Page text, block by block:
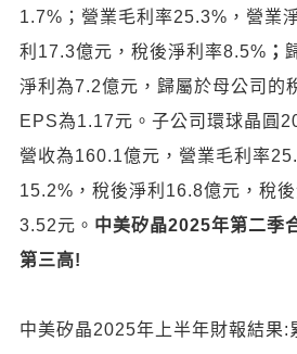
1.7%；營業毛利率25.3%，營業
利17.3億元，稅後淨利率8.5% ；
淨利為7.2億元，歸屬於母公司的
EPS為1.17元。子公司環球晶圓
營收為160.1億元，營業毛利率
15.2%，稅後淨利16.8億元，稅
3.52元。 中美矽晶2025年第二季
第三高!
中美矽晶2025年上半年財報結果: